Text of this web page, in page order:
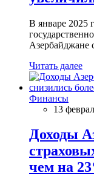
В январе 2025
Азербайджане
Читать далее
Финансы
13
Доходы
чем на